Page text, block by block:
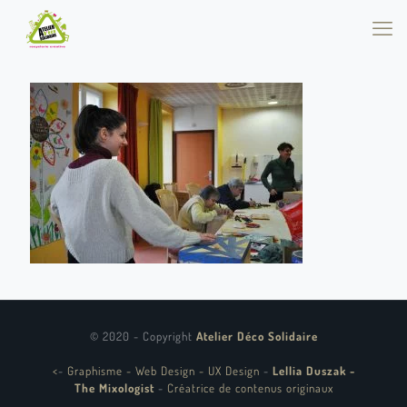
© 2020 - Copyright Atelier Déco Solidaire
<- Graphisme - Web Design - UX Design - Lellia Duszak -
The Mixologist - Créatrice de contenus originaux